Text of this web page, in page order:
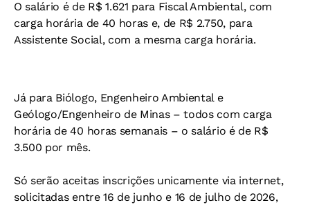
O salário é de R$ 1.621 para Fiscal Ambiental, com
carga horária de 40 horas e, de R$ 2.750, para
Assistente Social, com a mesma carga horária.
Já para Biólogo, Engenheiro Ambiental e
Geólogo/Engenheiro de Minas – todos com carga
horária de 40 horas semanais – o salário é de R$
3.500 por mês.
Só serão aceitas inscrições unicamente via internet,
solicitadas entre 16 de junho e 16 de julho de 2026,